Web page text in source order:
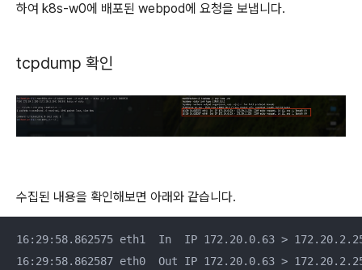
하여 k8s-w0에 배포된 webpod에 요청을 보냅니다.
tcpdump 확인
수집된 내용을 확인해보면 아래와 같습니다.
16:29:58.862575 eth1  In  IP 172.20.0.63 >
16:29:58.862587 eth0  Out IP 172.20.0.63 >